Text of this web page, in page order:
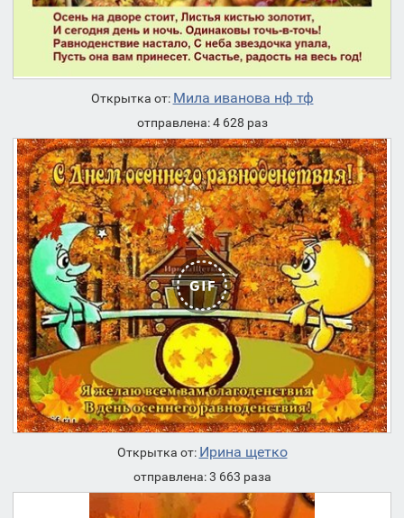
Открытка от: Мила иванова нф тф
отправлена: 4 628 раз
Открытка от: Ирина щетко
отправлена: 3 663 раза